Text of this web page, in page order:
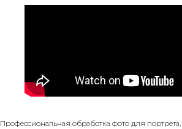
Профессиональная обработка фото для